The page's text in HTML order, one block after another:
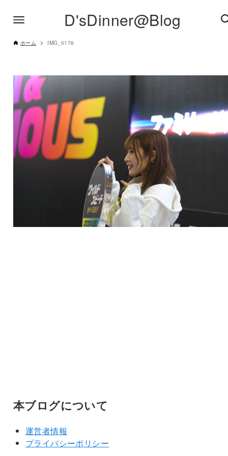
D'sDinner@Blog
ホーム IMG_0176
本ブログについて
運営者情報
プライバシーポリシー